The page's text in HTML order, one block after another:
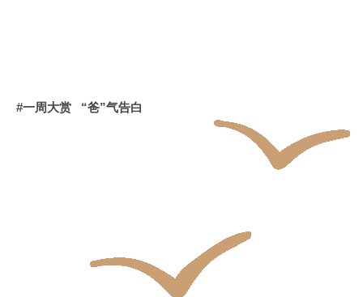
#一周大赏 “爸”气告白